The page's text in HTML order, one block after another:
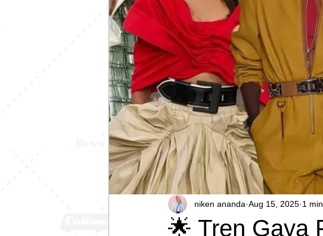
🌟 Tren Gaya
niken ananda Aug 15, 2025 1